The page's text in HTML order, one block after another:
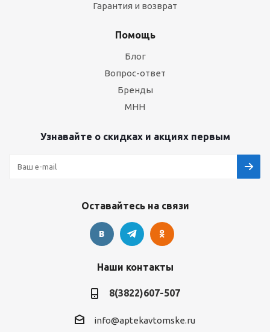
Гарантия и возврат
Помощь
Блог
Вопрос-ответ
Бренды
МНН
Узнавайте о скидках и акциях первым
Оставайтесь на связи
Наши контакты
8(3822)607-507
info@aptekavtomske.ru